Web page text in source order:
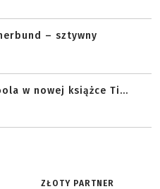
– sztywny
w nowej książce Ti...
ZŁOTY PARTNER